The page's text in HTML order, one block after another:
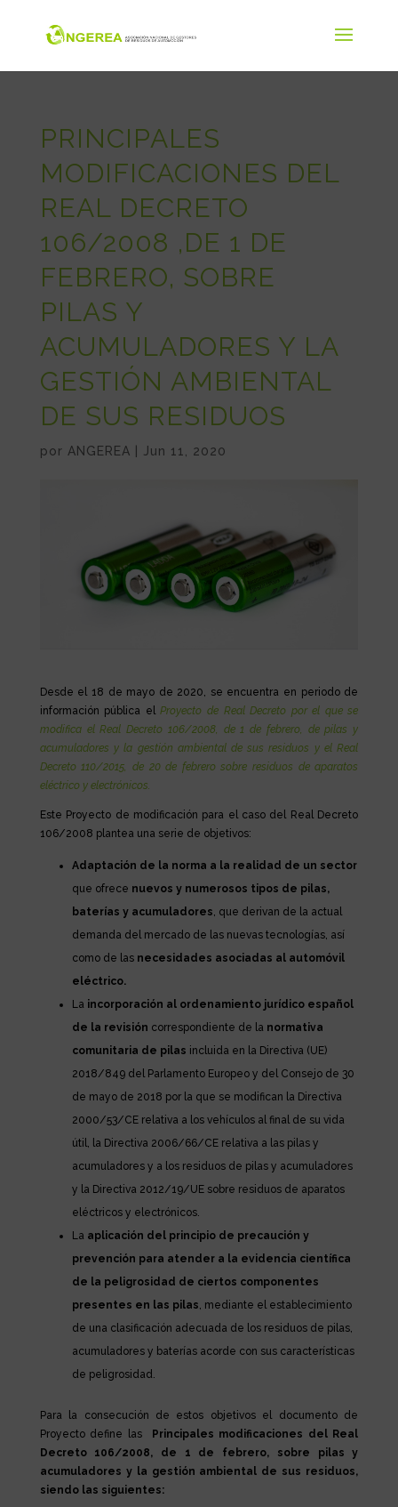
PRINCIPALES
MODIFICACIONES DEL
REAL DECRETO
106/2008 ,DE 1 DE
FEBRERO, SOBRE
PILAS Y
ACUMULADORES Y LA
GESTIÓN AMBIENTAL
DE SUS RESIDUOS
por ANGEREA Jun 11, 2020
Desde el 18 de mayo de 2020, se encuentra en periodo de
información pública elProyecto de Real Decreto por el que se
modifica el Real Decreto 106/2008, de 1 de febrero, de pilas y
acumuladores y la gestión ambiental de sus residuos y el Real
Decreto 110/2015, de 20 de febrero sobre residuos de aparatos
eléctrico y electrónicos.
Este Proyecto de modificación para el caso del Real Decreto
106/2008 plantea una serie de objetivos:
Adaptación de la norma a la realidad de un sector
que ofrece nuevos y numerosos tipos de pilas,
baterías y acumuladores, que derivan de la actual
demanda del mercado de las nuevas tecnologías, así
como de las necesidades asociadas al automóvil
eléctrico.
La incorporación al ordenamiento jurídico español
de la revisión correspondiente de la normativa
comunitaria de pilas incluida en la Directiva (UE)
2018/849 del Parlamento Europeo y del Consejo de 30
de mayo de 2018 por la que se modifican la Directiva
2000/53/CE relativa a los vehículos al final de su vida
útil, la Directiva 2006/66/CE relativa a las pilas y
acumuladores y a los residuos de pilas y acumuladores
y la Directiva 2012/19/UE sobre residuos de aparatos
eléctricos y electrónicos.
La aplicación del principio de precaución y
prevención para atender a la evidencia científica
de la peligrosidad de ciertos componentes
presentes en las pilas, mediante el establecimiento
de una clasificación adecuada de los residuos de pilas,
acumuladores y baterías acorde con sus características
de peligrosidad.
Para la consecución de estos objetivos el documento de
Proyecto define las
Principales modificaciones del Real
Decreto 106/2008, de 1 de febrero, sobre pilas y
acumuladores y la gestión ambiental de sus residuos,
siendo las siguientes: